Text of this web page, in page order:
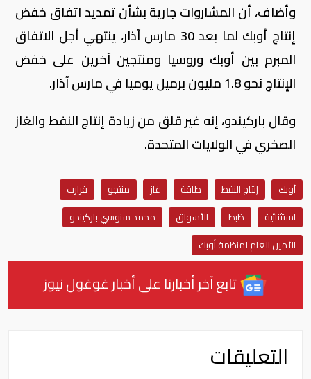
وأضاف، أن المشاروات جارية بشأن تمديد اتفاق خفض
إنتاج أوبك لما بعد 30 مارس آذار، ينتهي أجل الاتفاق
المبرم بين أوبك وروسيا ومنتجين آخرين على خفض
الإنتاج نحو 1.8 مليون برميل يوميا في مارس آذار.
وقال باركيندو، إنه غير قلق من زيادة إنتاج النفط والغاز
الصخري في الولايات المتحدة.
أوبك إنتاج النفط طاقة غاز منتجو
قرارت
استثنائية
ظبط الأسواق
محمد سنوسي باركيندو
الأمين العام لمنظمة أوبك
تابع آخر أخبارنا على أخبار غوغول نيوز
التعليقات